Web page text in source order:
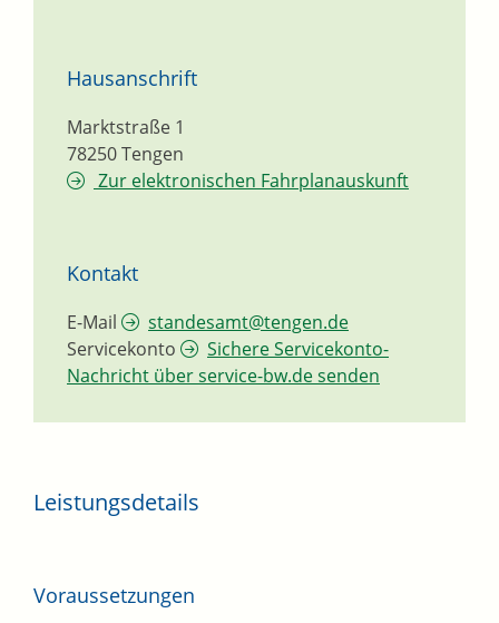
Hausanschrift
Marktstraße 1
78250Tengen
Zur elektronischen Fahrplanauskunft
Kontakt
E-Mail
standesamt@tengen.de
Servicekonto
Sichere Servicekonto-
Nachricht über service-bw.de senden
Leistungsdetails
Voraussetzungen